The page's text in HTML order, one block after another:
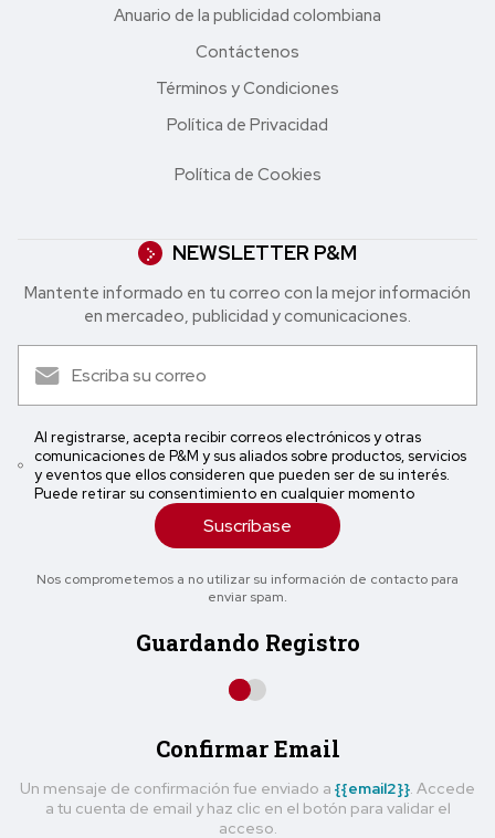
Anuario de la publicidad colombiana
Contáctenos
Términos y Condiciones
Política de Privacidad
Política de Cookies
NEWSLETTER P&M
Mantente informado en tu correo con la mejor in formación
en mercadeo, publicidad y comunicaciones.
Al registrarse, acepta recibir correos electrónicos y otras
comunicaciones de P&M y sus aliados sobre productos, servicios
y eventos que ellos consideren que pueden ser de su interés.
Puede retirar su consentimiento en cualquier momento
Suscríbase
Nos comprometemos a no utilizar su información de contacto para
enviar spam.
Guardando Registro
Confirmar Email
Un mensaje de confirmación fue enviado a {{email2}}. Accede
a tu cuenta de email y haz clic en el botón para validar el
acceso.